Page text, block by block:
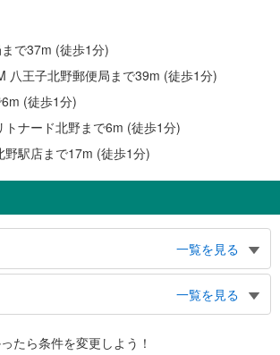
で37m (徒歩1分)
八王子北野郵便局まで39m (徒歩1分)
(徒歩1分)
トナード北野まで6m (徒歩1分)
野駅店まで17m (徒歩1分)
一覧を見る
ヶ丘１・２丁目 方面、八王子市北野事務所、タク
一覧を見る
たら条件を変更しよう！